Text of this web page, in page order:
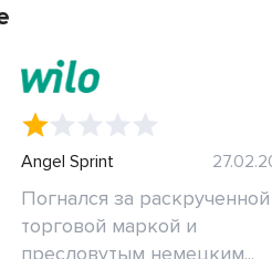
Angel Sprint
Погнался за раскрученной
торговой маркой и
пресловутым немецким...